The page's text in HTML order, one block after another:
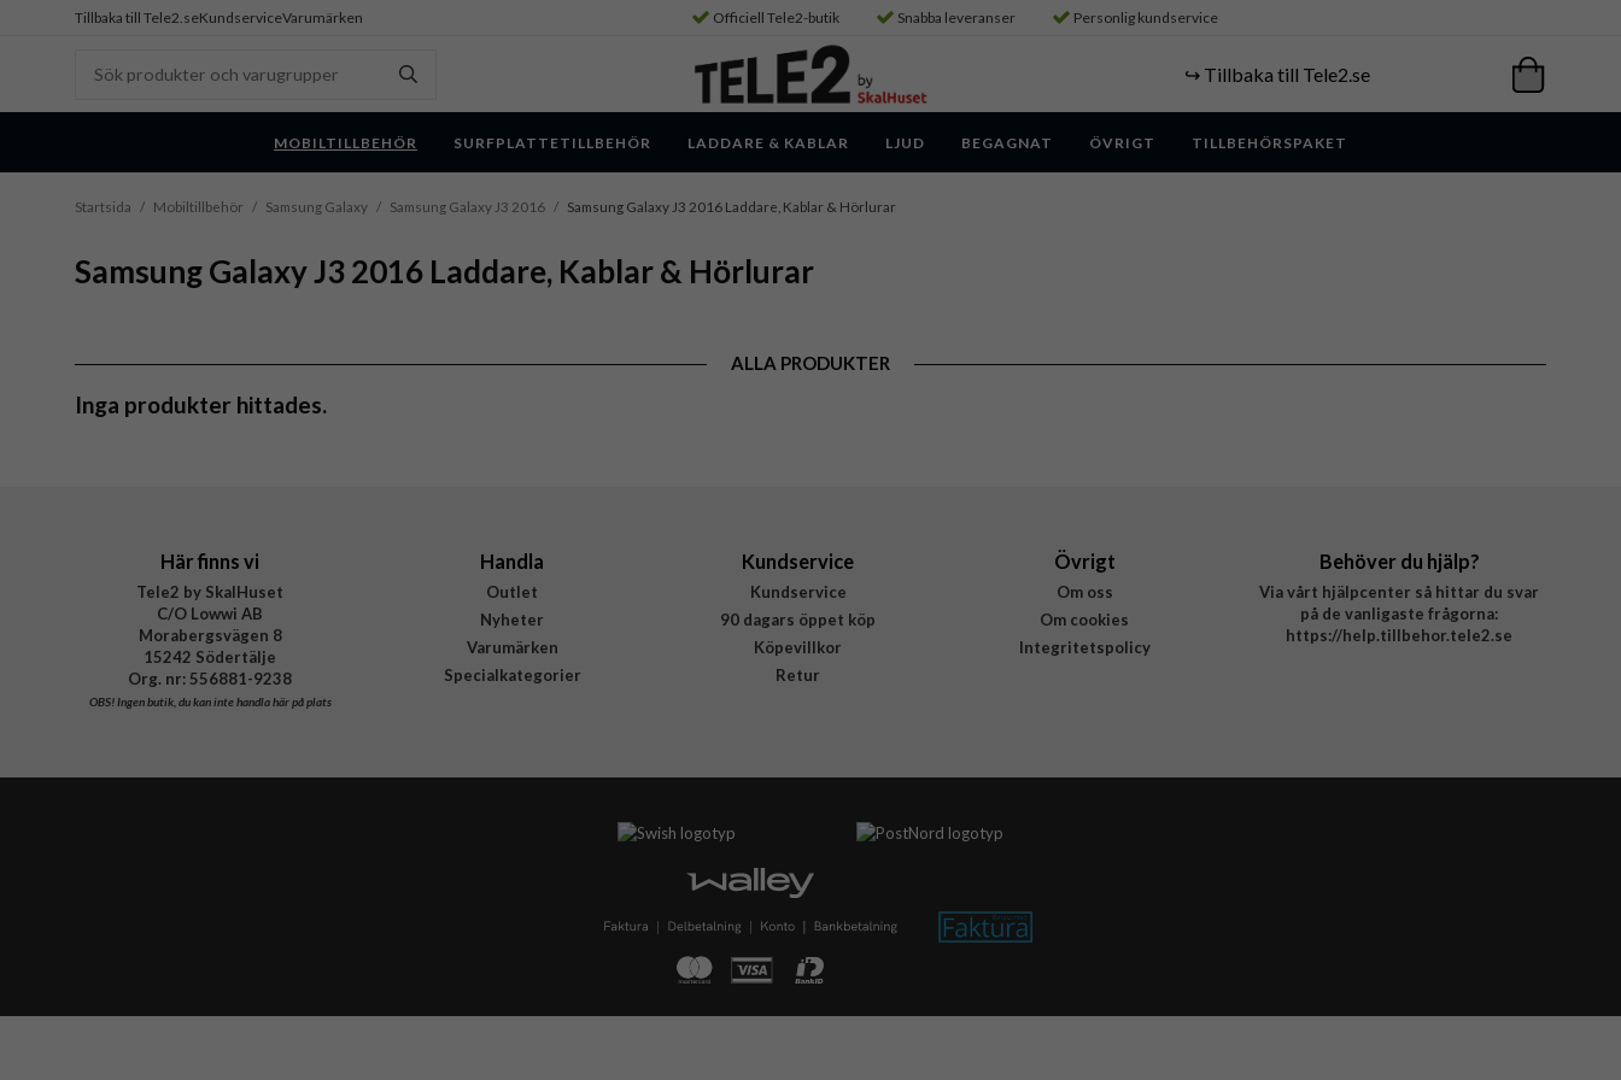
Tillbaka till Tele2.seKundserviceVarumärken Officiell Tele2-butik Snabba leveranser Personlig kundservice
↪️ Tillbaka till Tele2.se
MOBILTILLBEHÖR SURFPLATTETILLBEHÖR LADDARE & KABLAR LJUD BEGAGNAT ÖVRIGT TILLBEHÖRSPAKET
Startsida / Mobiltillbehör / Samsung Galaxy / Samsung Galaxy J3 2016 / Samsung Galaxy J3 2016 Laddare, Kablar & Hörlurar
Samsung Galaxy J3 2016 Laddare, Kablar & Hörlurar
ALLA PRODUKTER
Inga produkter hittades.
Här finns vi
Tele2 by SkalHuset
C/O Lowwi AB
Morabergsvägen 8
15242 Södertälje
Org. nr: 556881-9238
OBS!Ingen butik, du kan inte handla här på plats
Handla
Outlet
Nyheter
Varumärken
Specialkategorier
Kundservice
Kundservice
90 dagars öppet köp
Köpevillkor
Retur
Övrigt
Om oss
Om cookies
Integritetspolicy
Behöver du hjälp?
Via vårt hjälpcenter så hittar du svar
på de vanligaste frågorna:
https://help.tillbehor.tele2.se